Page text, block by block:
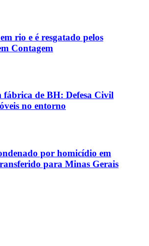
rio e é resgatado pelos
Contagem
fábrica de BH: Defesa Civil
no entorno
por homicídio em
para Minas Gerais